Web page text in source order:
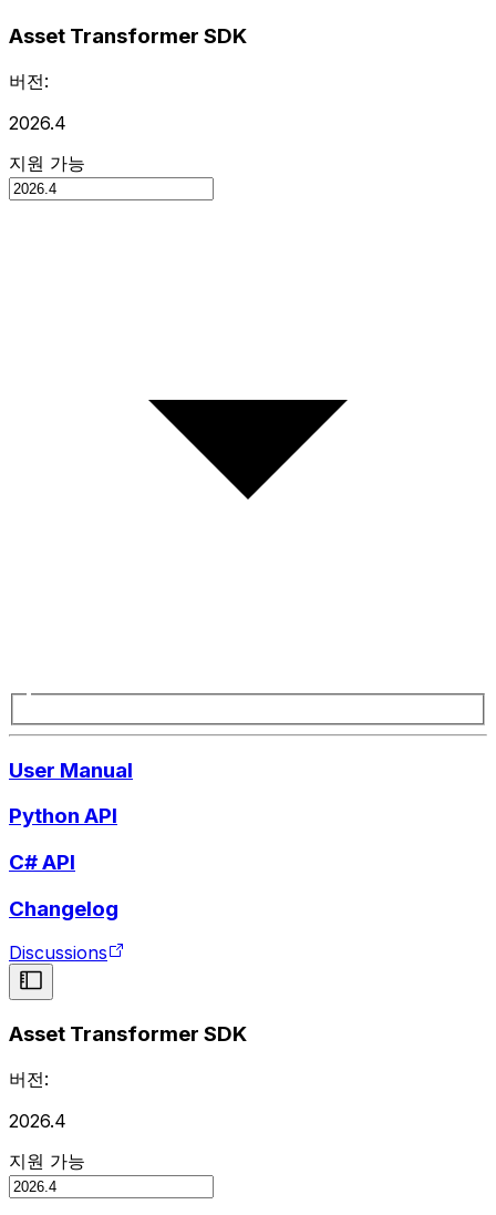
Asset Transformer SDK
버전:
2026.4
지원 가능
User Manual
Python API
C# API
Changelog
Discussions
Asset Transformer SDK
버전:
2026.4
지원 가능